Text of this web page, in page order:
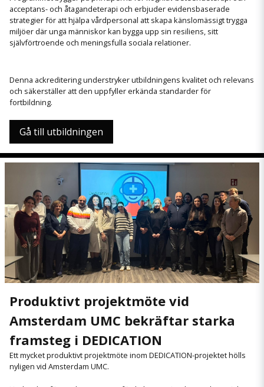
acceptans- och åtagandeterapi och erbjuder evidensbaserade
strategier för att hjälpa vårdpersonal att skapa känslomässigt trygga
miljöer där unga människor kan bygga upp sin resiliens, sitt
självförtroende och meningsfulla sociala relationer.
Denna ackreditering understryker utbildningens kvalitet och relevans
och säkerställer att den uppfyller erkända standarder för
fortbildning.
Gå till utbildningen
Produktivt projektmöte vid
Amsterdam UMC bekräftar starka
framsteg i DEDICATION
Ett mycket produktivt projektmöte inom DEDICATION-projektet hölls
nyligen vid Amsterdam UMC.